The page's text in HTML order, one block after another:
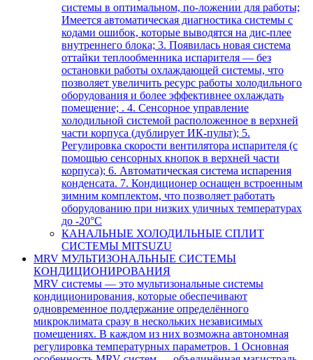
системы в оптимальном, по-ложении для работы;
Имеется автоматическая диагностика системы с
кодами ошибок, которые выводятся на дис-плее
внутреннего блока; 3. Появилась новая система
оттайки теплообменника испарителя — без
остановки работы охлаждающей системы, что
позволяет увеличить ресурс работы холодильного
оборудования и более эффективнее охлаждать
помещение; . 4. Сенсорное управление
холодильной системой расположенное в верхней
части корпуса (дублирует ИК-пульт); 5.
Регулировка скорости вентилятора испарителя (с
помощью сенсорных кнопок в верхней части
корпуса); 6. Автоматическая система испарения
конденсата. 7. Кондиционер оснащен встроенным
зимним комплектом, что позволяет работать
оборудованию при низких уличных температурах
до -20°С
КАНАЛЬНЫЕ ХОЛОДИЛЬНЫЕ СПЛИТ
СИСТЕМЫ MITSUZU
MRV МУЛЬТИЗОНАЛЬНЫЕ СИСТЕМЫ
КОНДИЦИОНИРОВАНИЯ
MRV системы — это мультизональные системы
кондиционирования, которые обеспечивают
одновременное поддержание определённого
микроклимата сразу в нескольких независимых
помещениях. В каждом из них возможна автономная
регулировка температурных параметров. 1 Основная